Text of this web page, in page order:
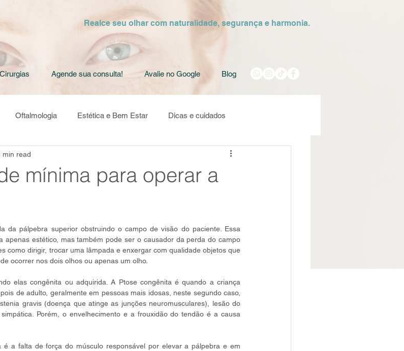
Realce seu olhar com naturalidade, segurança e harmonia.
Agende sua consulta! Avalie no Google Blog
Oftalmologia Estética e Bem Estar Dicas e cuidados
mínima para operar a
min read
da pálpebra superior obstruindo o campo de visão do paciente. Essa
apenas estético, mas também pode ser o causador da perda do campo
como dirigir, trocar uma lâmpada e enxergar com qualidade objetos que
ocorrer nos dois olhos ou apenas um olho.
elas congênita ou adquirida. A Ptose congênita é quando a criança
de adulto, geralmente em pessoas mais idosas, neste segundo caso,
gravis (doença que atinge as junções neuromusculares), lesão do
Porém, o envelhecimento e a frouxidão do tendão é a causa
a falta de força do músculo responsável por elevar a pálpebra e em